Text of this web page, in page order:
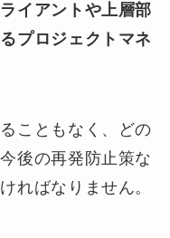
イアントや上層部
プロジェクトマネ
こともなく、どの
後の再発防止策な
ればなりません。